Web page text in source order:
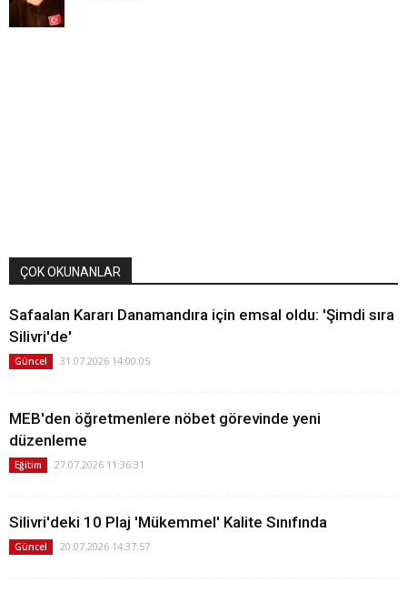
ÇOK OKUNANLAR
Safaalan Kararı Danamandıra için emsal oldu: 'Şimdi sıra
Silivri'de'
Güncel 31.07.2026 14:00:05
MEB'den öğretmenlere nöbet görevinde yeni
düzenleme
Eğitim 27.07.2026 11:36:31
Silivri'deki 10 Plaj 'Mükemmel' Kalite Sınıfında
Güncel 20.07.2026 14:37:57